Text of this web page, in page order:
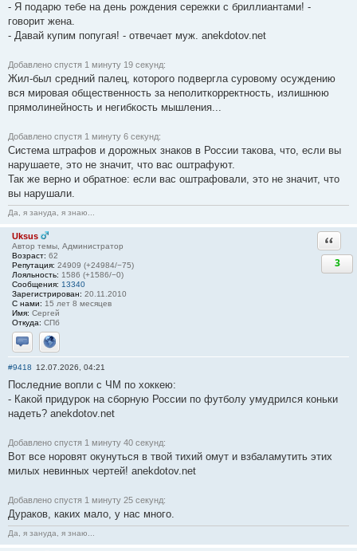
- Я подарю тебе на день рождения сережки с бриллиантами! -
говорит жена.
- Давай купим попугая! - отвечает муж. anekdotov.net
Добавлено спустя 1 минуту 19 секунд:
Жил-был средний палец, которого подвергла суровому осуждению
вся мировая общественность за неполиткорректность, излишнюю
прямолинейность и негибкость мышления...
Добавлено спустя 1 минуту 6 секунд:
Система штрафов и дорожных знаков в России такова, что, если вы
нарушаете, это не значит, что вас оштрафуют.
Так же верно и обратное: если вас оштрафовали, это не значит, что
вы нарушали.
Да, я зануда, я знаю...
Uksus
Автор темы, Администратор
Возраст: 62
Репутация: 24909 (+24984/−75)
Лояльность: 1586 (+1586/−0)
Сообщения: 13340
Зарегистрирован: 20.11.2010
С нами: 15 лет 8 месяцев
Имя: Сергей
Откуда: СПб
Отправить личное сообщение
Сайт
3
#9418 12.07.2026, 04:21
Последние вопли с ЧМ по хоккею:
- Какой придурок на сборную России по футболу умудрился коньки
надеть? anekdotov.net
Добавлено спустя 1 минуту 40 секунд:
Вот все норовят окунуться в твой тихий омут и взбаламутить этих
милых невинных чертей! anekdotov.net
Добавлено спустя 1 минуту 25 секунд:
Дураков, каких мало, у нас много.
Да, я зануда, я знаю...